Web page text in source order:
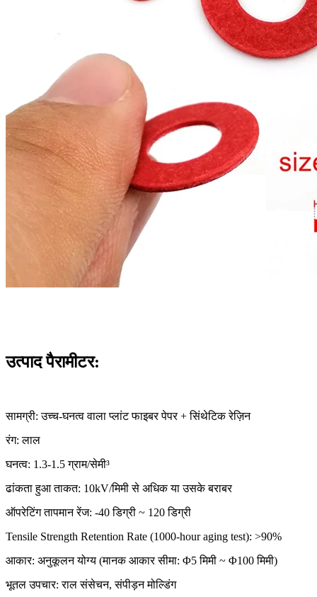
उत्पाद पैरामीटर:
सामग्री: उच्च-घनत्व वाला प्लांट फाइबर पेपर + सिंथेटिक रेज़िन
रंग: लाल
घनत्व: 1.3-1.5 ग्राम/सेमी³
ढांकता हुआ ताकत: 10kV/मिमी से अधिक या उसके बराबर
ऑपरेटिंग तापमान रेंज: -40 डिग्री ~ 120 डिग्री
Tensile Strength Retention Rate (1000-hour aging test): >90%
आकार: अनुकूलन योग्य (मानक आकार सीमा: Φ5 मिमी ~ Φ100 मिमी)
भूतल उपचार: राल संसेचन, संपीड़न मोल्डिंग